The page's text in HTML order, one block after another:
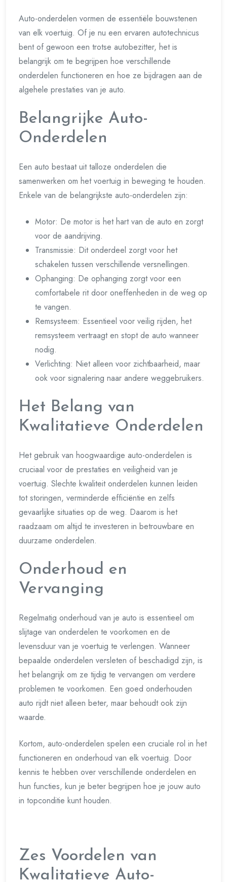
Auto-onderdelen vormen de essentiële bouwstenen
van elk voertuig. Of je nu een ervaren autotechnicus
bent of gewoon een trotse autobezitter, het is
belangrijk om te begrijpen hoe verschillende
onderdelen functioneren en hoe ze bijdragen aan de
algehele prestaties van je auto.
Belangrijke Auto-
Onderdelen
Een auto bestaat uit talloze onderdelen die
samenwerken om het voertuig in beweging te houden.
Enkele van de belangrijkste auto-onderdelen zijn:
Motor: De motor is het hart van de auto en zorgt
voor de aandrijving.
Transmissie: Dit onderdeel zorgt voor het
schakelen tussen verschillende versnellingen.
Ophanging: De ophanging zorgt voor een
comfortabele rit door oneffenheden in de weg op
te vangen.
Remsysteem: Essentieel voor veilig rijden, het
remsysteem vertraagt en stopt de auto wanneer
nodig.
Verlichting: Niet alleen voor zichtbaarheid, maar
ook voor signalering naar andere weggebruikers.
Het Belang van
Kwalitatieve Onderdelen
Het gebruik van hoogwaardige auto-onderdelen is
cruciaal voor de prestaties en veiligheid van je
voertuig. Slechte kwaliteit onderdelen kunnen leiden
tot storingen, verminderde efficiëntie en zelfs
gevaarlijke situaties op de weg. Daarom is het
raadzaam om altijd te investeren in betrouwbare en
duurzame onderdelen.
Onderhoud en
Vervanging
Regelmatig onderhoud van je auto is essentieel om
slijtage van onderdelen te voorkomen en de
levensduur van je voertuig te verlengen. Wanneer
bepaalde onderdelen versleten of beschadigd zijn, is
het belangrijk om ze tijdig te vervangen om verdere
problemen te voorkomen. Een goed onderhouden
auto rijdt niet alleen beter, maar behoudt ook zijn
waarde.
Kortom, auto-onderdelen spelen een cruciale rol in het
functioneren en onderhoud van elk voertuig. Door
kennis te hebben over verschillende onderdelen en
hun functies, kun je beter begrijpen hoe je jouw auto
in topconditie kunt houden.
Zes Voordelen van
Kwalitatieve Auto-